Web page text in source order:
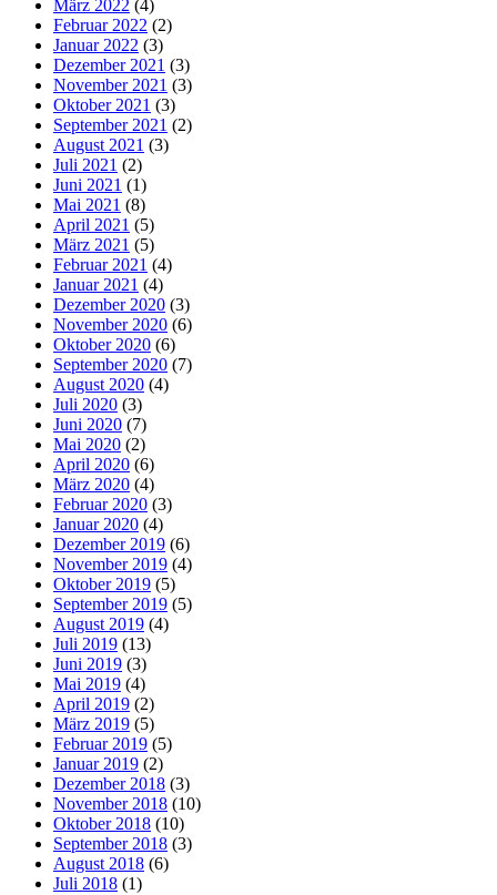
März 2022 (4)
Februar 2022 (2)
Januar 2022 (3)
Dezember 2021 (3)
November 2021 (3)
Oktober 2021 (3)
September 2021 (2)
August 2021 (3)
Juli 2021 (2)
Juni 2021 (1)
Mai 2021 (8)
April 2021 (5)
März 2021 (5)
Februar 2021 (4)
Januar 2021 (4)
Dezember 2020 (3)
November 2020 (6)
Oktober 2020 (6)
September 2020 (7)
August 2020 (4)
Juli 2020 (3)
Juni 2020 (7)
Mai 2020 (2)
April 2020 (6)
März 2020 (4)
Februar 2020 (3)
Januar 2020 (4)
Dezember 2019 (6)
November 2019 (4)
Oktober 2019 (5)
September 2019 (5)
August 2019 (4)
Juli 2019 (13)
Juni 2019 (3)
Mai 2019 (4)
April 2019 (2)
März 2019 (5)
Februar 2019 (5)
Januar 2019 (2)
Dezember 2018 (3)
November 2018 (10)
Oktober 2018 (10)
September 2018 (3)
August 2018 (6)
Juli 2018 (1)